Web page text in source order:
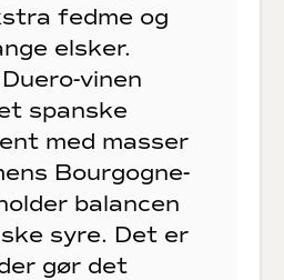
fedme og
elsker.
vinen
spanske
med masser
Bourgogne-
balancen
syre. Det er
gør det